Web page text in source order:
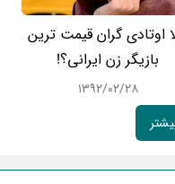
اوتادی گران قیمت ترین
بازیگر زن ایرانی؟!
۱۳۹۲/۰۲/۲۸